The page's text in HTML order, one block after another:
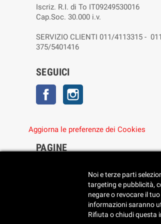
Iscriz. R.I. di To IT09249530016
Cap.Soc. 30.000 i.v.
SERVIZIO CLIENTI 011/4113315 -
375/5401416
SEGUICI
Facebook
Aggiorna le preferenze dei Cookies
PAGINE
• Reimposta le preferenze dei cookie
Noi e terze parti
targeting e pubblicità,
negare o revocare il
informazioni saranno
Rifiuta o chiudi questa